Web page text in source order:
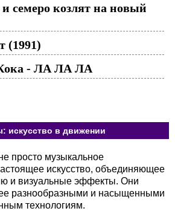
семеро козлят на новый
(1991)
- ЛА ЛА ЛА
искусство в движении
просто музыкальное
искусство, объединяющее
и визуальные эффекты. Они
разнообразными и насыщенными
технологиям.